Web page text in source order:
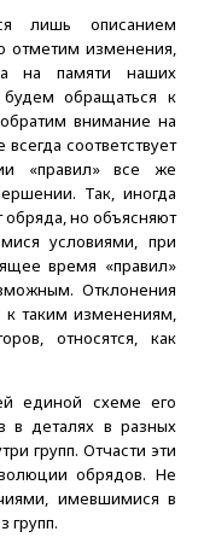
лишь описанием
отметим изменения,
на памяти наших
обращаться к
внимание на
соответствует
«правил» все же
Так, иногда
обряда, но объясняют
условиями, при
время «правил»
Отклонения
к таким изменениям,
относятся, как
единой схеме его
в деталях в разных
групп. Отчасти эти
обрядов. Не
имевшимися в
групп.